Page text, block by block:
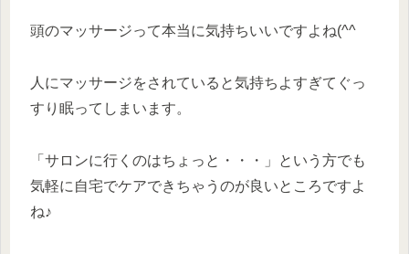
頭のマッサージって本当に気持ちいいですよね(^^
人にマッサージをされていると気持ちよすぎてぐっ
すり眠ってしまいます。
「サロンに行くのはちょっと・・・」という方でも
気軽に自宅でケアできちゃうのが良いところですよ
ね♪